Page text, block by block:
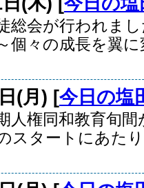
総会が行われまし
々の成長を翼に
(月) [今日の塩
人権同和教育旬間
スタートにあた